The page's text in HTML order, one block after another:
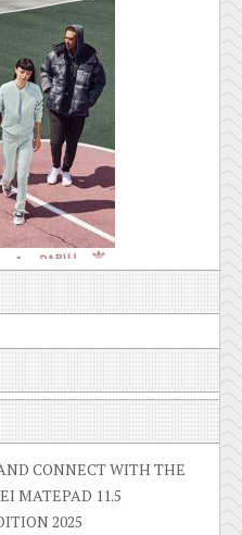
CONNECT WITH THE
MATEPAD 11.5
2025